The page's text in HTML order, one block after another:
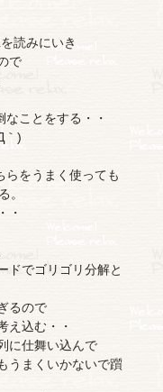
読みにいき
で
ことをする・・
｀)
らをうまく使っても
。
・
ドでゴリゴリ分解と
るので
え込む・・
に仕舞い込んで
うまくいかないで躓